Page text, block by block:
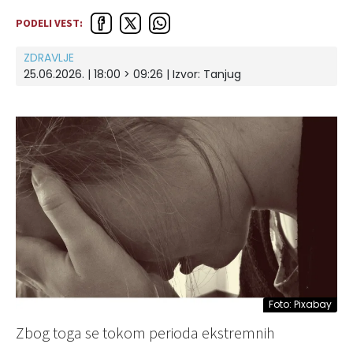
PODELI VEST:
ZDRAVLJE
25.06.2026. | 18:00 > 09:26 | Izvor: Tanjug
Foto: Pixabay
Zbog toga se tokom perioda ekstremnih